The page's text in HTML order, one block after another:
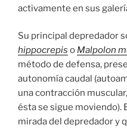
activamente en sus
Su principal depredador
hippocrepis o Malpolon
método de defensa,
autonomía caudal
una contracción
ésta se sigue moviendo).
mirada del depredador y